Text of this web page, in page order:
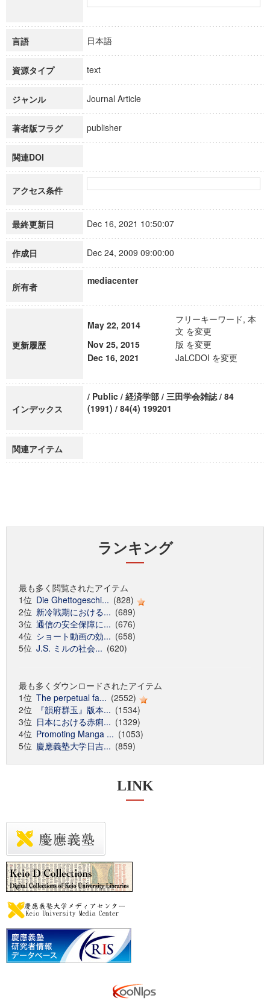
言語 日本語
資源タイプ text
ジャンル Journal Article
著者版フラグ publisher
関連DOI
アクセス条件
最終更新日 Dec 16, 2021 10:50:07
作成日 Dec 24, 2009 09:00:00
所有者
mediacenter
更新履歴
May 22, 2014
フリーキーワード, 本
文 を変更
Nov 25, 2015
版 を変更
Dec 16, 2021
JaLCDOI を変更
インデックス
/ Public / 経済学部 / 三田学会雑誌 / 84
(1991) / 84(4) 199201
関連アイテム
ランキング
最も多く閲覧されたアイテム
1位 Die Ghettogeschi... (828)
2位 新冷戦期における... (689)
3位 通信の安全保障に... (676)
4位 ショート動画の効... (658)
5位 J.S. ミルの社会... (620)
最も多くダウンロードされたアイテム
1位 The perpetual fa... (2552)
2位
『韻府群玉』版本... (1534)
3位 日本における赤痢... (1329)
4位 Promoting Manga ... (1053)
5位 慶應義塾大学日吉... (859)
LINK